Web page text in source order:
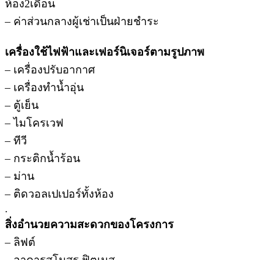
ห้อง2เดือน
– ค่าส่วนกลางผู้เช่าเป็นฝ่ายชำระ
เครื่องใช้ไฟฟ้าและเฟอร์นิเจอร์ตามรูปภาพ
– เครื่องปรับอากาศ
– เครื่องทำน้ำอุ่น
– ตู้เย็น
– ไมโครเวฟ
– ทีวี
– กระติกน้ำร้อน
– ม่าน
– ติดวอลเปเปอร์ทั้งห้อง
.
สิ่งอำนวยความสะดวกของโครงการ
– ลิฟต์